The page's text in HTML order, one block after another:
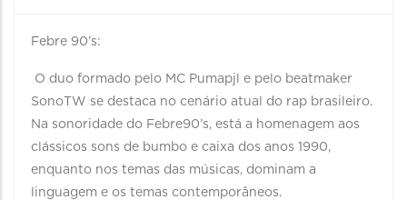
Febre 90’s:
O duo formado pelo MC Pumapjl e pelo beatmaker
SonoTW se destaca no cenário atual do rap brasileiro.
Na sonoridade do Febre90’s, está a homenagem aos
clássicos sons de bumbo e caixa dos anos 1990,
enquanto nos temas das músicas, dominam a
linguagem e os temas contemporâneos.